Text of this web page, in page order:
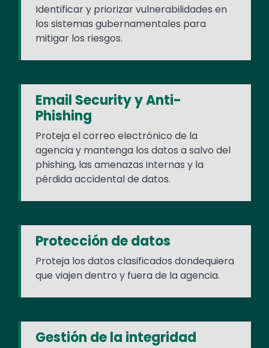
Identificar y priorizar vulnerabilidades en
los sistemas gubernamentales para
mitigar los riesgos.
Email Security y Anti-
Phishing
Proteja el correo electrónico de la
agencia y mantenga los datos a salvo del
phishing, las amenazas internas y la
pérdida accidental de datos.
Protección de datos
Proteja los datos clasificados dondequiera
que viajen dentro y fuera de la agencia.
Gestión de la integridad